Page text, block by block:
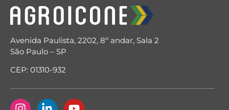
Avenida Paulista, 2202, 8º andar, Sala 2
São Paulo – SP
CEP: 01310-932